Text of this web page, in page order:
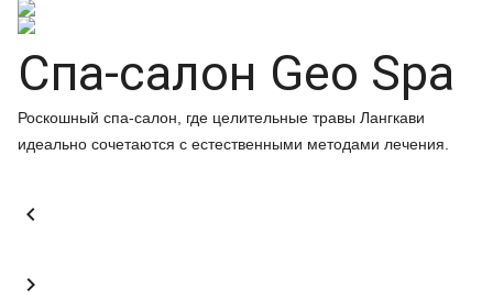
Спа-салон Geo Spa
Роскошный спа-салон, где целительные травы Лангкави
идеально сочетаются с естественными методами лечения.

